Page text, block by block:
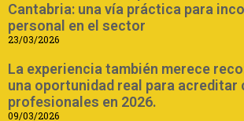
Cantabria: una vía práctica para
personal en el sector
23/03/2026
La experiencia también merece
una oportunidad real para acreditar
profesionales en 2026.
09/03/2026